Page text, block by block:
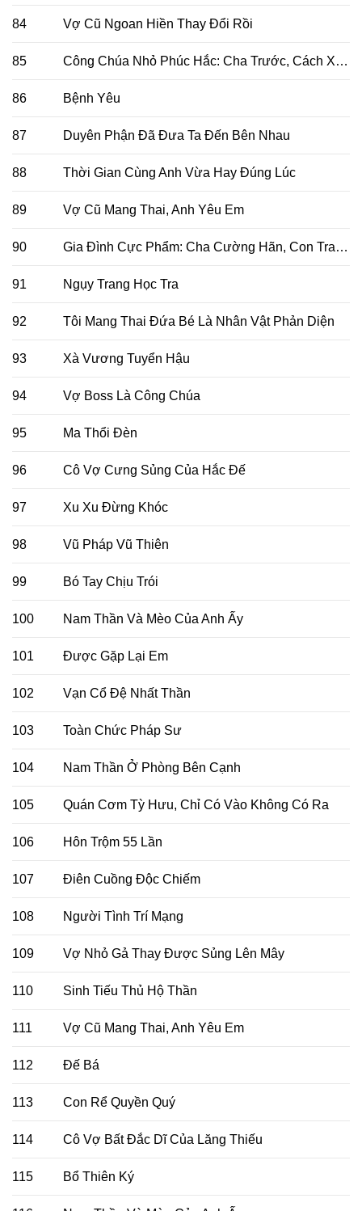
84 Vợ Cũ Ngoan Hiền Thay Đổi Rồi
85 Công Chúa Nhỏ Phúc Hắc: Cha Trước, Cách Xa Mẹ Một Chút!
86 Bệnh Yêu
87 Duyên Phận Đã Đưa Ta Đến Bên Nhau
88 Thời Gian Cùng Anh Vừa Hay Đúng Lúc
89 Vợ Cũ Mang Thai, Anh Yêu Em
90 Gia Đình Cực Phẩm: Cha Cường Hãn, Con Trai Thiên Tài, Mẹ Phúc Hắc
91 Ngụy Trang Học Tra
92 Tôi Mang Thai Đứa Bé Là Nhân Vật Phản Diện
93 Xà Vương Tuyển Hậu
94 Vợ Boss Là Công Chúa
95 Ma Thổi Đèn
96 Cô Vợ Cưng Sủng Của Hắc Đế
97 Xu Xu Đừng Khóc
98 Vũ Pháp Vũ Thiên
99 Bó Tay Chịu Trói
100 Nam Thần Và Mèo Của Anh Ấy
101 Được Gặp Lại Em
102 Vạn Cổ Đệ Nhất Thần
103 Toàn Chức Pháp Sư
104 Nam Thần Ở Phòng Bên Cạnh
105 Quán Cơm Tỳ Hưu, Chỉ Có Vào Không Có Ra
106 Hôn Trộm 55 Lần
107 Điên Cuồng Độc Chiếm
108 Người Tình Trí Mạng
109 Vợ Nhỏ Gả Thay Được Sủng Lên Mây
110 Sinh Tiếu Thủ Hộ Thần
111 Vợ Cũ Mang Thai, Anh Yêu Em
112 Đế Bá
113 Con Rể Quyền Quý
114 Cô Vợ Bất Đắc Dĩ Của Lăng Thiếu
115 Bổ Thiên Ký